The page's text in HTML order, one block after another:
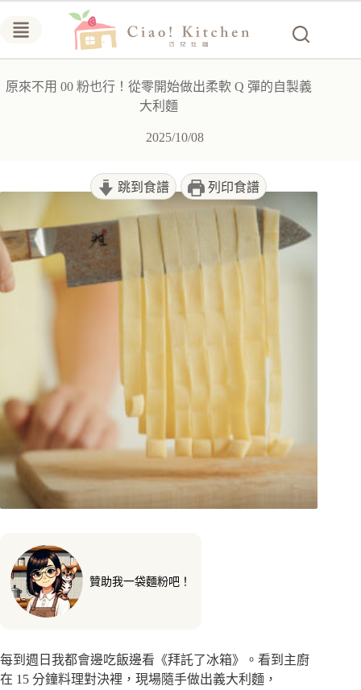
內原來不用 00 粉也行！從零開始做出柔軟 Q 彈的自製義
大利麵
2025/10/08
跳到食譜 列印食譜
贊助我一袋麵粉吧！
每到週日我都會邊吃飯邊看《拜託了冰箱》。看到主廚
在 15 分鐘料理對決裡，現場隨手做出義大利麵，